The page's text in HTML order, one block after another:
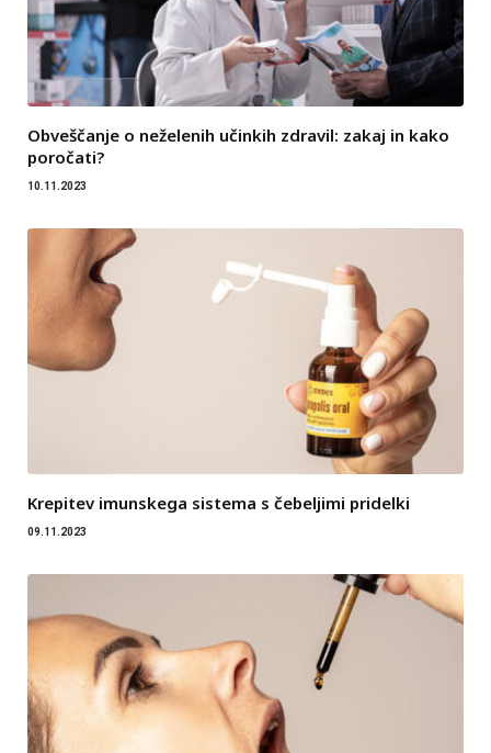
Obveščanje o neželenih učinkih zdravil: zakaj in kako
poročati?
10.11.2023
Krepitev imunskega sistema s čebeljimi pridelki
09.11.2023